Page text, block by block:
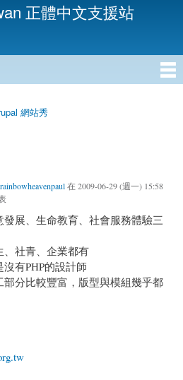
正體中文支援站
網站秀
rainbowheavenpaul在 2009-06-29 (週一) 15:58
展、生命教育、社會服務體驗三
、社青、企業都有
有PHP的設計師
分比較豐富，版型與模組幾乎都